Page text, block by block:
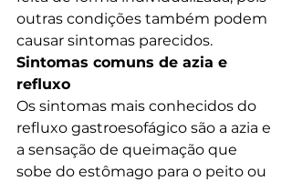
outras condições também podem
causar sintomas parecidos.
Sintomas comuns de azia e
refluxo
Os sintomas mais conhecidos do
refluxo gastroesofágico são a azia e
a sensação de queimação que
sobe do estômago para o peito ou